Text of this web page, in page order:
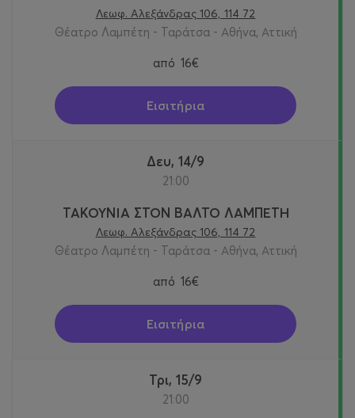
Λεωφ. Αλεξάνδρας 106, 114 72
Θέατρο Λαμπέτη - Ταράτσα - Αθήνα, Αττική
από 16€
Εισιτήρια
Δευ, 14/9
21:00
ΤΑΚΟΥΝΙΑ ΣΤΟΝ ΒΑΛΤΟ ΛΑΜΠΕΤΗ
Λεωφ. Αλεξάνδρας 106, 114 72
Θέατρο Λαμπέτη - Ταράτσα - Αθήνα, Αττική
από 16€
Εισιτήρια
Τρι, 15/9
21:00